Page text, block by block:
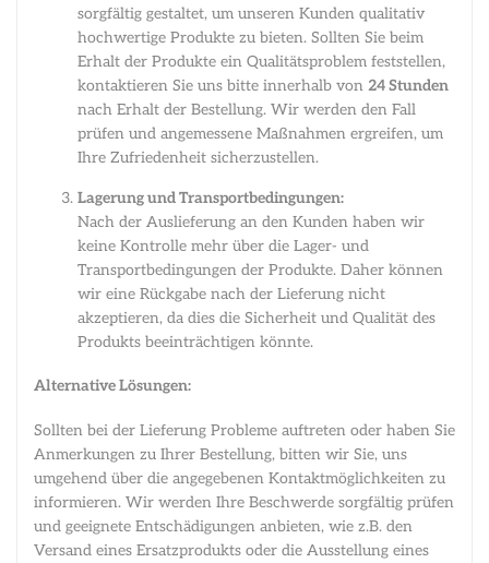
sorgfältig gestaltet, um unseren Kunden qualitativ
hochwertige Produkte zu bieten. Sollten Sie beim
Erhalt der Produkte ein Qualitätsproblem feststellen,
kontaktieren Sie uns bitte innerhalb von 24 Stunden
nach Erhalt der Bestellung. Wir werden den Fall
prüfen und angemessene Maßnahmen ergreifen, um
Ihre Zufriedenheit sicherzustellen.
Lagerung und Transportbedingungen:
Nach der Auslieferung an den Kunden haben wir
keine Kontrolle mehr über die Lager- und
Transportbedingungen der Produkte. Daher können
wir eine Rückgabe nach der Lieferung nicht
akzeptieren, da dies die Sicherheit und Qualität des
Produkts beeinträchtigen könnte.
Alternative Lösungen:
Sollten bei der Lieferung Probleme auftreten oder haben Sie
Anmerkungen zu Ihrer Bestellung, bitten wir Sie, uns
umgehend über die angegebenen Kontaktmöglichkeiten zu
informieren. Wir werden Ihre Beschwerde sorgfältig prüfen
und geeignete Entschädigungen anbieten, wie z.B. den
Versand eines Ersatzprodukts oder die Ausstellung eines